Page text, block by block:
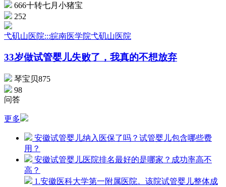
666十转七月小猪宝
252
弋矶山医院:::皖南医学院弋矶山医院
33岁做试管婴儿失败了，我真的不想放弃
琴宝贝875
98
问答
更多
安徽试管婴儿纳入医保了吗？试管婴儿包含哪些费
用？
安徽试管婴儿医院排名最好的是哪家？成功率高不
高？
1.安徽医科大学第一附属医院。该院试管婴儿整体成